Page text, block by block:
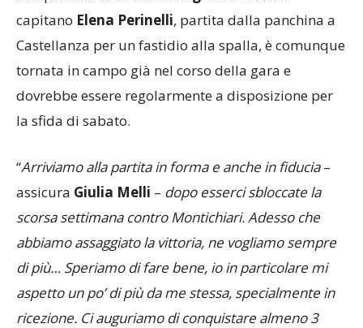
per 2-3 (23-25, 18-25, 25-21, 25-16, 19-25) sul
campo dellaSAB Grima Legnanodi A2. Il
capitanoElena Perinelli , partita dalla panchina a
Castellanza per un fastidio alla spalla, è comunque
tornata in campo già nel corso della gara e
la sfida di sabato.
“Arriviamo alla partita in forma e anche in fiducia
assicura Giulia Melli–dopo esserci sbloccate la
scorsa settimana contro Montichiari. Adesso che
abbiamo assaggiato la vittoria, ne vogliamo sempre
di più… Speriamo di fare bene, io in particolare mi